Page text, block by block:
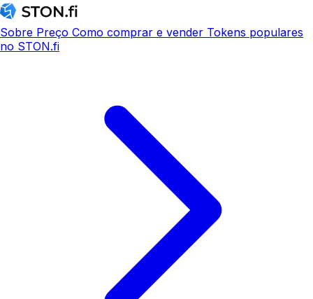
Sobre Preço Como comprar e vender Tokens populares
no STON.fi